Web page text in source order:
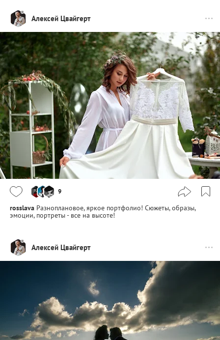
Алексей Цвайгерт
9
rosslava Разноплановое, яркое портфолио! Сюжеты, образы,
эмоции, портреты - все на высоте!
Алексей Цвайгерт